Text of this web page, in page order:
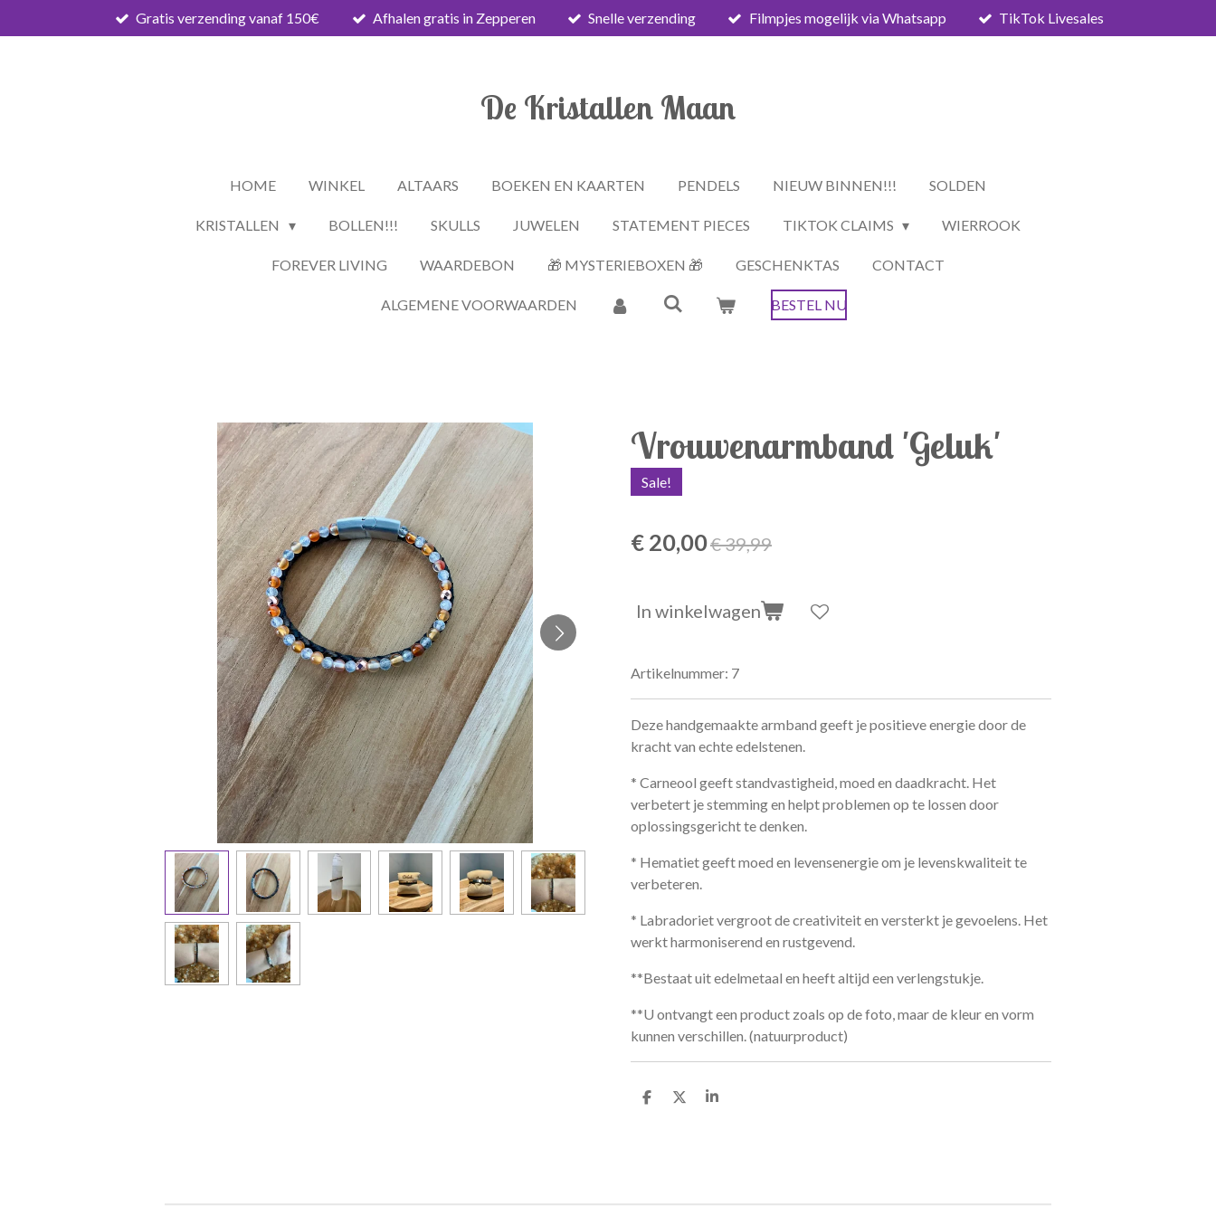
direct
Gratis verzending vanaf 150€ Afhalen gratis in Zepperen Snelle verzending Filmpjes mogelijk via Whatsapp TikTok Livesales
De Kristallen Maan
HOME WINKEL ALTAARS BOEKEN EN KAARTEN PENDELS NIEUW BINNEN!!! SOLDEN
KRISTALLEN BOLLEN!!! SKULLS JUWELEN STATEMENT PIECES TIKTOK CLAIMS WIERROOK
FOREVER LIVING WAARDEBON 🎁 MYSTERIEBOXEN 🎁 GESCHENKTAS CONTACT
ALGEMENE VOORWAARDEN BESTEL NU
Vrouwenarmband 'Geluk'
Sale!
€ 20,00€ 39,99
In winkelwagen
Artikelnummer: 7
Deze handgemaakte armband geeft je positieve energie door de
kracht van echte edelstenen.
* Carneool geeft standvastigheid, moed en daadkracht. Het
verbetert je stemming en helpt problemen op te lossen door
oplossingsgericht te denken.
* Hematiet geeft moed en levensenergie om je levenskwaliteit te
verbeteren.
* Labradoriet vergroot de creativiteit en versterkt je gevoelens. Het
werkt harmoniserend en rustgevend.
**Bestaat uit edelmetaal en heeft altijd een verlengstukje.
**U ontvangt een product zoals op de foto, maar de kleur en vorm
kunnen verschillen. (natuurproduct)
D
D
S